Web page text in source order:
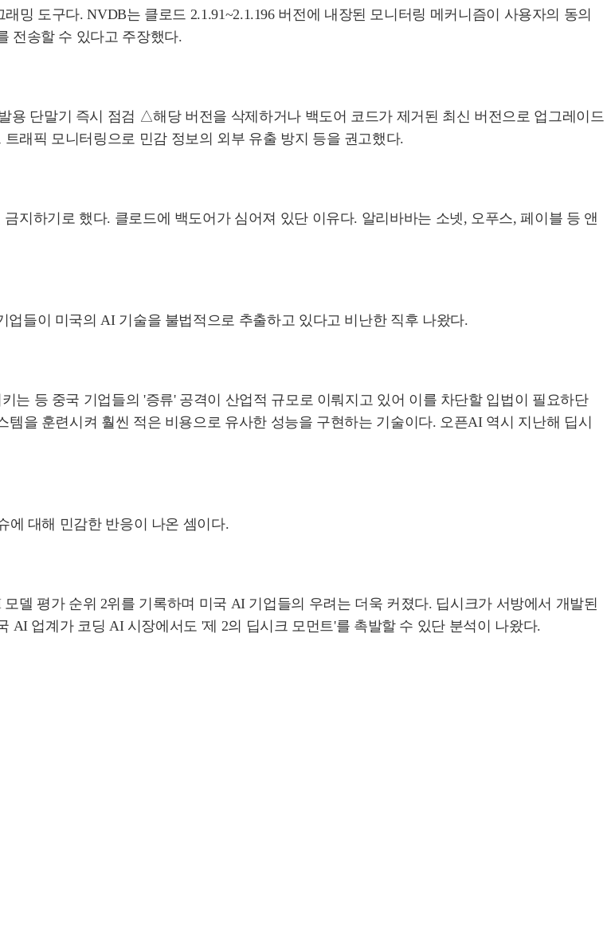
도구다. NVDB는 클로드 2.1.91~2.1.196 버전에 내장된 모니터링 메커니즘이 사용자의 동의
전송할 수 있다고 주장했다.
단말기 즉시 점검 △해당 버전을 삭제하거나 백도어 코드가 제거된 최신 버전으로 업그레이드
래픽 모니터링으로 민감 정보의 외부 유출 방지 등을 권고했다.
지하기로 했다. 클로드에 백도어가 심어져 있단 이유다. 알리바바는 소넷, 오푸스, 페이블 등 앤
들이 미국의 AI 기술을 불법적으로 추출하고 있다고 비난한 직후 나왔다.
는 등 중국 기업들의 '증류' 공격이 산업적 규모로 이뤄지고 있어 이를 차단할 입법이 필요하단
을 훈련시켜 훨씬 적은 비용으로 유사한 성능을 구현하는 기술이다. 오픈AI 역시 지난해 딥시
에 대해 민감한 반응이 나온 셈이다.
델 평가 순위 2위를 기록하며 미국 AI 기업들의 우려는 더욱 커졌다. 딥시크가 서방에서 개발된
업계가 코딩 AI 시장에서도 '제 2의 딥시크 모먼트'를 촉발할 수 있단 분석이 나왔다.